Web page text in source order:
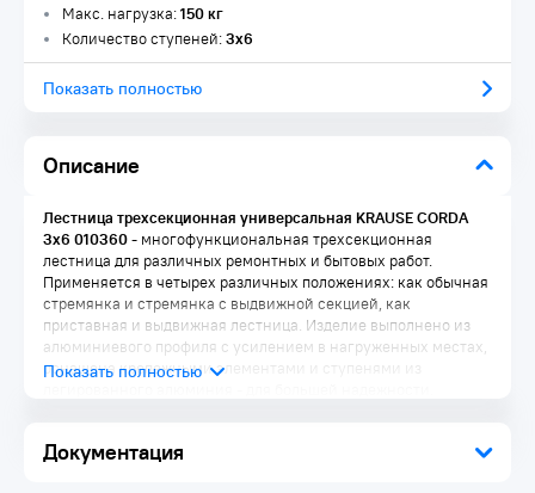
Описание
Документация
Макс. нагрузка:150 кг
Количество ступеней:3х6
Показать полностью
Лестница трехсекционная универсальная KRAUSE CORDA
3x6 010360- многофункциональная трехсекционная
лестница для различных ремонтных и бытовых работ.
Применяется в четырех различных положениях: как обычная
стремянка и стремянка с выдвижной секцией, как
приставная и выдвижная лестница. Изделие выполнено из
алюминиевого профиля с усилением в нагруженных местах,
оснащена крепежными элементами и ступенями из
Преимущества: